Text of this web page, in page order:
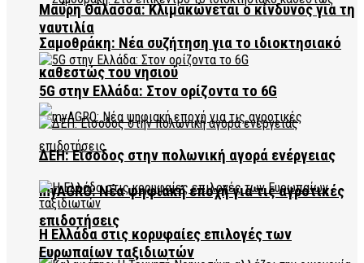
Σαμοθράκη: Νέα συζήτηση για το ιδιοκτησιακό
καθεστώς του νησιού
myAGRO: Νέα ψηφιακή εποχή για τις αγροτικές
επιδοτήσεις
Μαύρη Θάλασσα: Κλιμακώνεται ο κίνδυνος για τη
ναυτιλία
5G στην Ελλάδα: Στον ορίζοντα το 6G
ΔΕΗ: Είσοδος στην πολωνική αγορά ενέργειας
Η Ελλάδα στις κορυφαίες επιλογές των
Ευρωπαίων ταξιδιωτών